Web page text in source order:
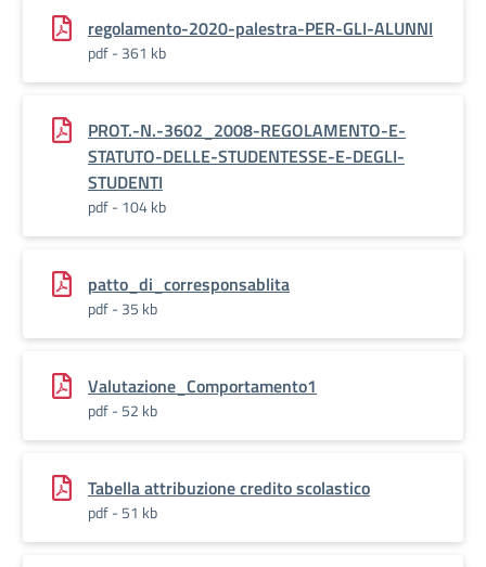
regolamento-2020-palestra-PER-GLI-ALUNNI
pdf - 361 kb
PROT.-N.-3602_2008-REGOLAMENTO-E-
STATUTO-DELLE-STUDENTESSE-E-DEGLI-
STUDENTI
pdf - 104 kb
patto_di_corresponsablita
pdf - 35 kb
Valutazione_Comportamento1
pdf - 52 kb
Tabella attribuzione credito scolastico
pdf - 51 kb